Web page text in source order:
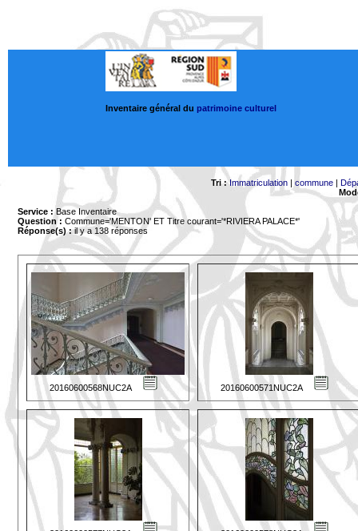
Inventaire général du patrimoine culturel
Tri : Immatriculation |commune |
Service : Base Inventaire
Question : Commune='MENTON' ET Titre courant='*RIVIERA PALACE*'
Réponse(s) :il y a 138 réponses
20160600568NUC2A 20160600571NUC2A